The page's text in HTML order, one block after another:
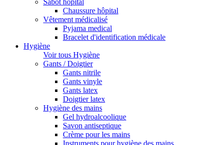
Sabot hopital
Chaussure hôpital
Vêtement médicalisé
Pyjama medical
Bracelet d'identification médicale
Hygiène
Voir tous Hygiène
Gants / Doigtier
Gants nitrile
Gants vinyle
Gants latex
Doigtier latex
Hygiène des mains
Gel hydroalcoolique
Savon antiseptique
Crème pour les mains
Instruments pour hygiène des mains